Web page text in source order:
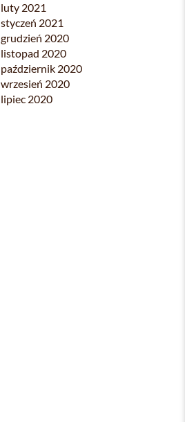
luty 2021
styczeń 2021
grudzień 2020
listopad 2020
październik 2020
wrzesień 2020
lipiec 2020